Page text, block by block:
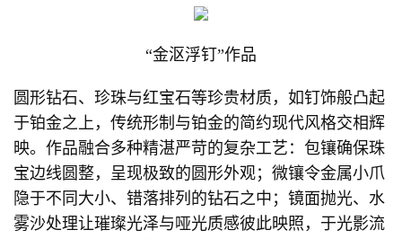
“金沤浮钉”作品
圆形钻石、珍珠与红宝石等珍贵材质，如钉饰般凸起
于铂金之上，传统形制与铂金的简约现代风格交相辉
映。作品融合多种精湛严苛的复杂工艺：包镶确保珠
宝边线圆整，呈现极致的圆形外观；微镶令金属小爪
隐于不同大小、错落排列的钻石之中；镜面抛光、水
雾沙处理让璀璨光泽与哑光质感彼此映照，于光影流